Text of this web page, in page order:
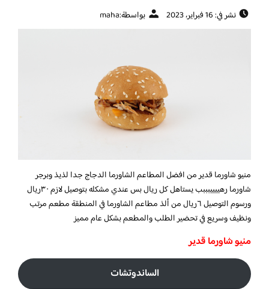
نشر في: 16 فبراير، 2023 بواسطة:maha
منيو شاورما قدير من افضل المطاعم الشاورما الدجاج جدا لذيذ وبرجر
شاورما رهييييبببب يستاهل كل ريال بس عندي مشكله بتوصيل لازم ٣٠ريال
ورسوم التوصيل ٦ريال من ألذ مطاعم الشاورما في المنطقة مطعم مرتب
ونظيف وسريع في تحضير الطلب والمطعم بشكل عام مميز
منيو شاورما قدير
الساندوتشات